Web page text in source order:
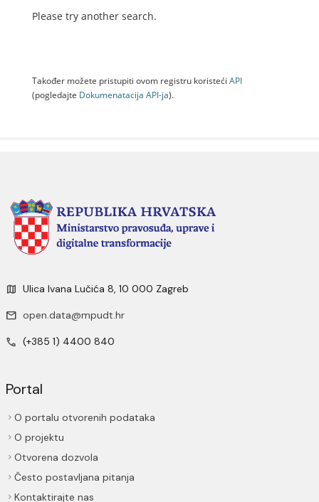
Please try another search.
Također možete pristupiti ovom registru koristeći API
(pogledajte Dokumenаtаcijа API-jа).